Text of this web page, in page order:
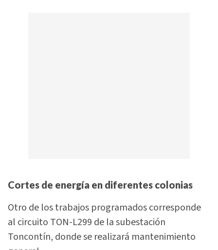
Cortes de energía en diferentes colonias
Otro de los trabajos programados corresponde
al circuito TON-L299 de la subestación
Toncontín, donde se realizará mantenimiento